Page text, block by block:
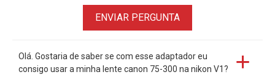
ENVIAR PERGUNTA
Olá. Gostaria de saber se com esse adaptador eu
consigo usar a minha lente canon 75-300 na nikon V1?